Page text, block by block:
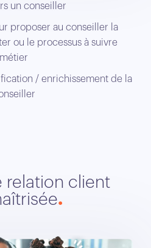
un conseiller
proposer au conseiller la
ou le processus à suivre
/ enrichissement de la
relation client